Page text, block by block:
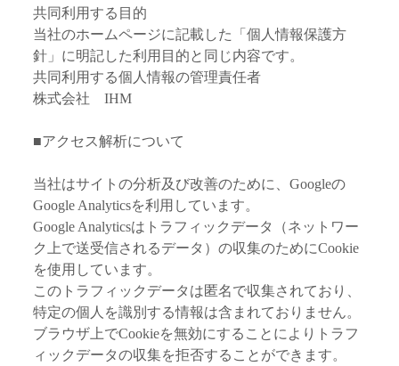
共同利用する目的
当社のホームページに記載した「個人情報保護方
針」に明記した利用目的と同じ内容です。
共同利用する個人情報の管理責任者
株式会社 IHM
■アクセス解析について
当社はサイトの分析及び改善のために、Googleの
Google Analyticsを利用しています。
Google Analyticsはトラフィックデータ（ネットワー
ク上で送受信されるデータ）の収集のためにCookie
を使用しています。
このトラフィックデータは匿名で収集されており、
特定の個人を識別する情報は含まれておりません。
ブラウザ上でCookieを無効にすることによりトラフ
ィックデータの収集を拒否することができます。